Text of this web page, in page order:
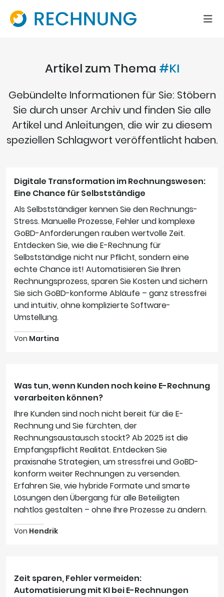
Artikel zum Thema #KI
Gebündelte Informationen für Sie: Stöbern
Sie durch unser Archiv und finden Sie alle
Artikel und Anleitungen, die wir zu diesem
speziellen Schlagwort veröffentlicht haben.
Digitale Transformation im Rechnungswesen:
Eine Chance für Selbstständige
Als Selbstständiger kennen Sie den Rechnungs-
Stress. Manuelle Prozesse, Fehler und komplexe
GoBD-Anforderungen rauben wertvolle Zeit.
Entdecken Sie, wie die E-Rechnung für
Selbstständige nicht nur Pflicht, sondern eine
echte Chance ist! Automatisieren Sie Ihren
Rechnungsprozess, sparen Sie Kosten und sichern
Sie sich GoBD-konforme Abläufe – ganz stressfrei
und intuitiv, ohne komplizierte Software-
Umstellung.
Von Martina
Was tun, wenn Kunden noch keine E-Rechnung
verarbeiten können?
Ihre Kunden sind noch nicht bereit für die E-
Rechnung und Sie fürchten, der
Rechnungsaustausch stockt? Ab 2025 ist die
Empfangspflicht Realität. Entdecken Sie
praxisnahe Strategien, um stressfrei und GoBD-
konform weiter Rechnungen zu versenden.
Erfahren Sie, wie hybride Formate und smarte
Lösungen den Übergang für alle Beteiligten
nahtlos gestalten – ohne Ihre Prozesse zu ändern.
Von Hendrik
Zeit sparen, Fehler vermeiden:
Automatisierung mit KI bei E-Rechnungen